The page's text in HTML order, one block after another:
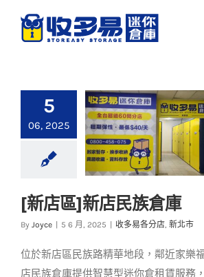
5
06, 2025
[新店區]新店民族倉庫
[新店區]新店民族倉庫
By Joyce 5 6 月, 2025 收多易各分店, 新北市
位於新店區民族路精華地段，鄰近家樂
店民族倉庫提供智慧型迷你倉租賃服務